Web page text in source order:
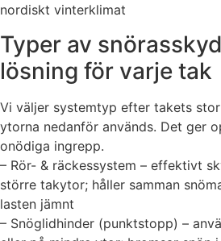
nordiskt vinterklimat
Typer av
lösning för varje tak
Vi väljer systemtyp efter takets
ytorna nedanför används. Det ger
onödiga ingrepp.
– Rör- & räckessystem – effektivt
större takytor; håller samman
lasten jämnt
– Snöglidhinder (punktstopp) –